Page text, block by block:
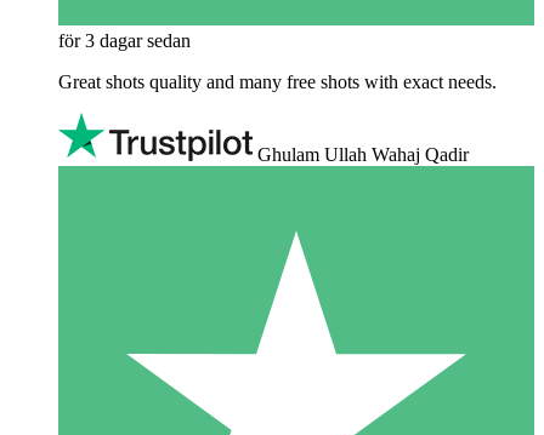
för 3 dagar sedan
Great shots quality and many free shots with exact needs.
Ghulam Ullah Wahaj Qadir